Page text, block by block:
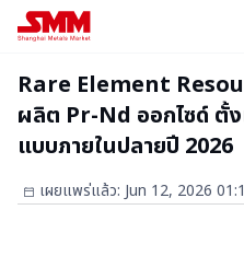
Rare Element
ผลิต Pr-Nd ออกไซด์ ตั้ง
แบบภายในปลายปี 2026
เผยแพร่แล้ว: Jun 12, 2026